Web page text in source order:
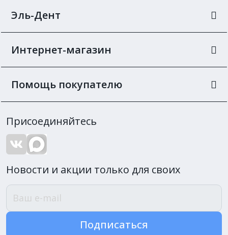
Эль-Дент
Интернет-магазин
Помощь покупателю
Присоединяйтесь
Новости и акции только для своих
Подписаться